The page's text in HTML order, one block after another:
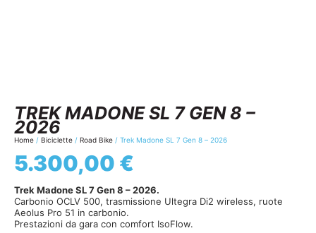
TREK MADONE SL 7 GEN 8 –
2026
Home / Biciclette / Road Bike / Trek Madone SL 7 Gen 8 – 2026
5.300,00 €
Trek Madone SL 7 Gen 8 – 2026.
Carbonio OCLV 500, trasmissione Ultegra Di2 wireless, ruote
Aeolus Pro 51 in carbonio.
Prestazioni da gara con comfort IsoFlow.